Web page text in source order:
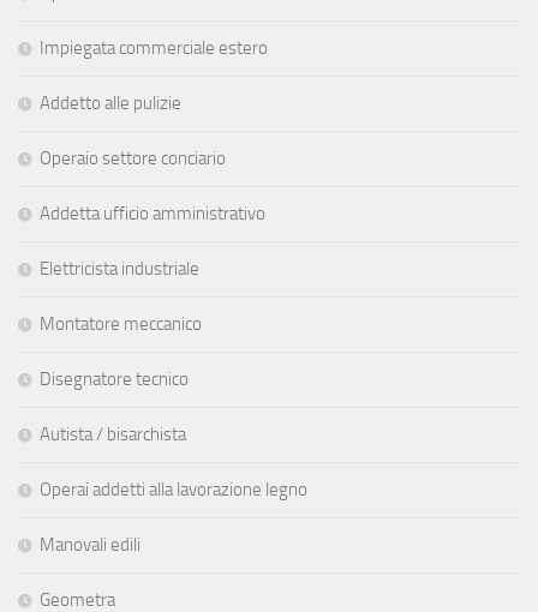
Impiegata commerciale estero
Addetto alle pulizie
Operaio settore conciario
Addetta ufficio amministrativo
Elettricista industriale
Montatore meccanico
Disegnatore tecnico
Autista / bisarchista
Operai addetti alla lavorazione legno
Manovali edili
Geometra